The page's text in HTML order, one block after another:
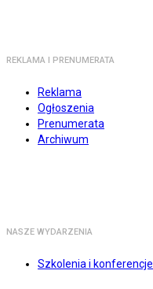
REKLAMA I PRENUMERATA
Reklama
Ogłoszenia
Prenumerata
Archiwum
NASZE WYDARZENIA
Szkolenia i konferencje